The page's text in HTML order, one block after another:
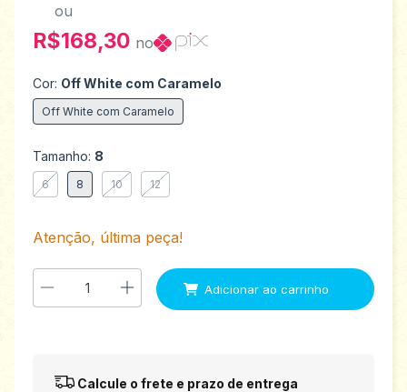
ou
R$168,30 no
Cor: Off White com Caramelo
Off White com Caramelo
Tamanho: 8
6 8 10 12
Atenção, última peça!
Entregas para o CEP: Alterar CEP
Calcule o frete e prazo de entrega